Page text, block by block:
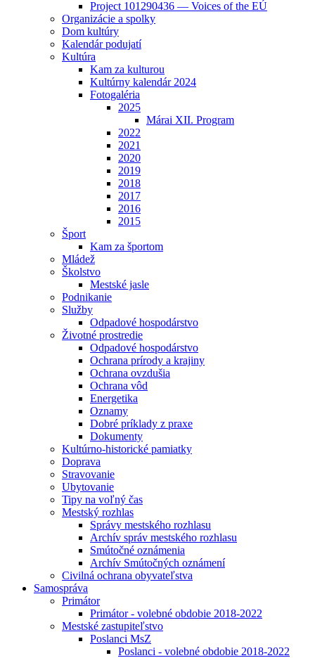
Project 101290436 — Voices of the EÚ
Organizácie a spolky
Dom kultúry
Kalendár podujatí
Kultúra
Kam za kulturou
Kultúrny kalendár 2024
Fotogaléria
2025
Márai XII. Program
2022
2021
2020
2019
2018
2017
2016
2015
Šport
Kam za športom
Mládež
Školstvo
Mestské jasle
Podnikanie
Služby
Odpadové hospodárstvo
Životné prostredie
Odpadové hospodárstvo
Ochrana prírody a krajiny
Ochrana ovzdušia
Ochrana vôd
Energetika
Oznamy
Dobré príklady z praxe
Dokumenty
Kultúrno-historické pamiatky
Doprava
Stravovanie
Ubytovanie
Tipy na voľný čas
Mestský rozhlas
Správy mestského rozhlasu
Archív správ mestského rozhlasu
Smútočné oznámenia
Archív Smútočných oznámení
Civilná ochrana obyvateľstva
Samospráva
Primátor
Primátor - volebné obdobie 2018-2022
Mestské zastupiteľstvo
Poslanci MsZ
Poslanci - volebné obdobie 2018-2022